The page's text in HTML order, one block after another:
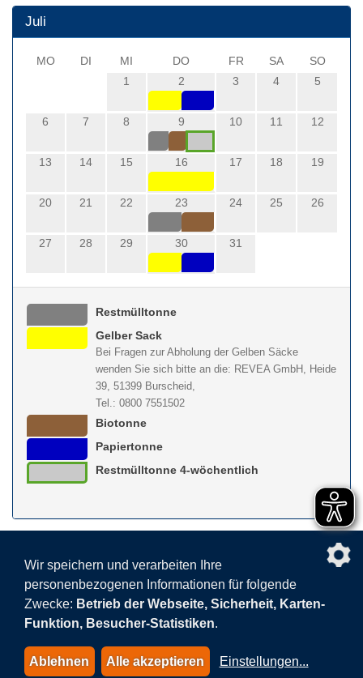
Juli
MO DI MI DO FR SA
SO
1
2 3 4 5
6 7 8 9 10 11 12
13 14 15 16 17 18 19
20 21 22 23 24 25 26
27 28 29 30 31
Restmülltonne
Gelber Sack
Bei Fragen zur Abholung der Gelben Säcke
wenden Sie sich bitte an die: REVEA GmbH, Heide
39, 51399 Burscheid,
Tel.: 0800 7551502
Biotonne
Papiertonne
Restmülltonne 4-wöchentlich
nach
Impressum
© 2015-2026 AVEA GmbH & Co. KG
Wir speichern und verarbeiten Ihre
personenbezogenen Informationen für folgende
Zwecke: Betrieb der Webseite, Sicherheit, Karten-
Funktion, Besucher-Statistiken.
Ablehnen Alle akzeptieren Einstellungen...